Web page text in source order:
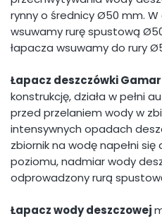
rynny o średnicy Ø50 mm.
wsuwamy rurę spustową
łapacza wsuwamy do rury
Łapacz deszczówki
konstrukcję, działa w pełni
przed przelaniem wody w
intensywnych opadach
zbiornik na wodę napełni
poziomu, nadmiar wody
odprowadzony rurą
Łapacz wody deszczowej